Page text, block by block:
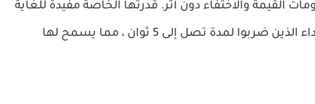
قدرتها الخاصة مفيدة للغاية
في الأماكن المليئة بالجدران حيث إنها تتعقب الأعداء الذين ضربوا لمدة تصل إلى 5 ثوان ، مما يسمح لها